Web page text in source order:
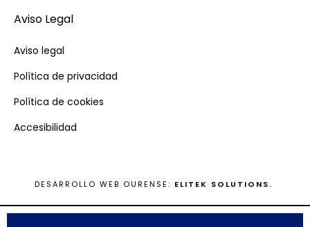
Aviso Legal
Aviso legal
Política de privacidad
Política de cookies
Accesibilidad
DESARROLLO WEB OURENSE: ELITEK SOLUTIONS.